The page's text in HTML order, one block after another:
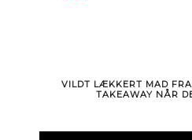
VILDT LÆKKERT MAD
TAKEAWAY NÅR